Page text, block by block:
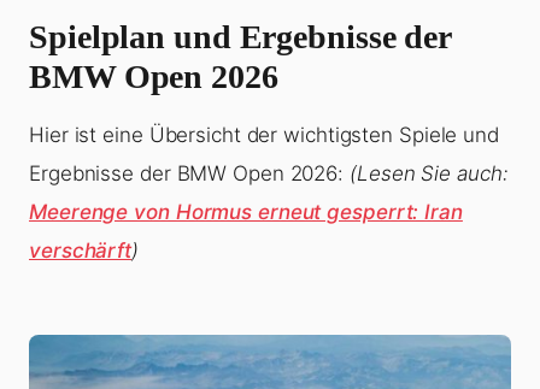
Spielplan und Ergebnisse der
BMW Open 2026
Hier ist eine Übersicht der wichtigsten Spiele und
Ergebnisse der BMW Open 2026: (Lesen Sie auch:
Meerenge von Hormus erneut gesperrt: Iran
verschärft)